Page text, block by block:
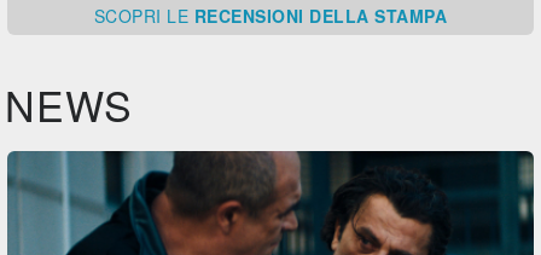
SCOPRI LE RECENSIONI DELLA STAMPA
NEWS